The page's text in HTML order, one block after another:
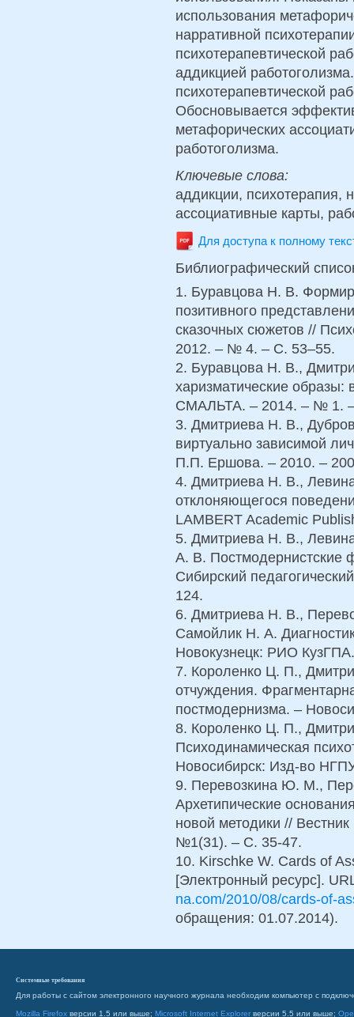
использования
нарративной
психотерапевтической
аддикцией
психотерапевтической
Обосновывается
метафорических
работоголизма.
Ключевые слова:
аддикции, психотерапия,
ассоциативные карты,
Для доступа к полному
Библиографический
1. Буравцова Н. В.
позитивного
сказочных сюжетов //
2012. – № 4. – С. 53–55.
2. Буравцова Н. В.,
харизматические образы:
СМАЛЬТА. – 2014. – № 1.
3. Дмитриева Н. В.,
виртуально зависимой
П.П. Ершова. – 2010. –
4. Дмитриева Н. В.,
отклоняющегося
LAMBERT Academic
5. Дмитриева Н. В.,
А. В. Постмодернистские
Сибирский
124.
6. Дмитриева Н. В.,
Самойлик Н. А.
Новокузнецк: РИО
7. Короленко Ц. П.,
отчуждения.
постмодернизма. –
8. Короленко Ц. П.,
Психодинамическая
Новосибирск: Изд-во
9. Перевозкина Ю. М.,
Архетипические
новой методики //
№1(31). – С. 35-47.
10. Kirschke W. Cards of
[Электронный ресурс].
na.com/2010/08/cards-of-
обращения: 01.07.2014).
Системные требования
Для работы с сайтом электронного научного журнала необходим компьютер с
Mozilla Firefox версии 1.5 или выше; Microsoft Internet Explorer версии 5.5 или выше;